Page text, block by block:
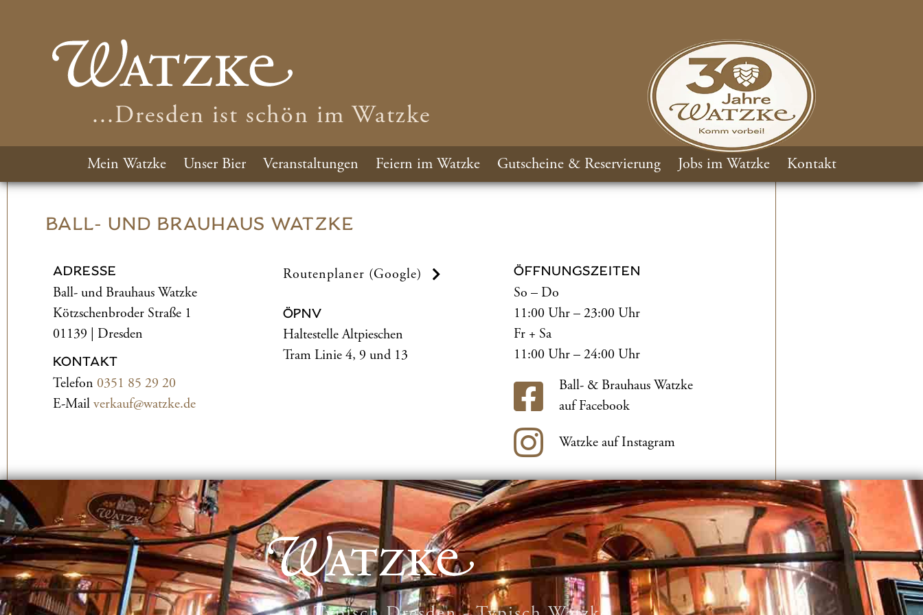
...Dresden ist schön im Watzke
Mein Watzke Unser Bier Veranstaltungen Feiern im Watzke Gutscheine & Reservierung Jobs im Watzke Kontakt
BALL- UND­ BRAUHAUS WATZKE
ADRESSE
Ball- und­ Brauhaus Watzke
Kötzschenbroder Straße 1
01139 | Dresden
KONTAKT
Telefon 0351 85 29 20
E-Mail verkauf@watzke.de
Routenplaner (Google)
ÖPNV
Haltestelle Altpieschen
Tram Linie 4, 9 und 13
ÖFFNUNGSZEITEN
So – Do
11:00 Uhr – 23:00 Uhr
Fr + Sa
11:00 Uhr – 24:00 Uhr
Ball- & Brauhaus Watzke
auf Facebook
Watzke auf Instagram